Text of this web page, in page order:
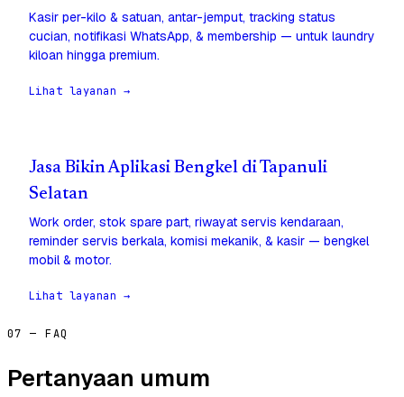
Kasir per-kilo & satuan, antar-jemput, tracking status
cucian, notifikasi WhatsApp, & membership — untuk laundry
kiloan hingga premium.
Lihat layanan →
Jasa Bikin Aplikasi Bengkel di Tapanuli
Selatan
Work order, stok spare part, riwayat servis kendaraan,
reminder servis berkala, komisi mekanik, & kasir — bengkel
mobil & motor.
Lihat layanan →
07 — FAQ
Pertanyaan umum